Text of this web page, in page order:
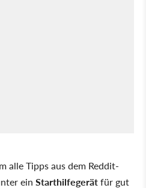
alle Tipps aus dem Reddit-
ein Starthilfegerätfür gut